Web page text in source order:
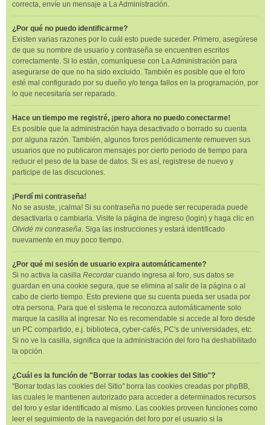
correcta, envíe un mensaje a La Administración.
¿Por qué no puedo identificarme?
Existen varias razones por lo cuál esto puede suceder. Primero, asegúrese
de que su nombre de usuario y contraseña se encuentren escritos
correctamente. Si lo están, comuníquese con La Administración para
asegurarse de que no ha sido excluido. También es posible que el foro
esté mal configurado por su dueño y/o tenga fallos en la programación, por
lo que necesitaría ser reparado.
Hace un tiempo me registré, ¡pero ahora no puedo conectarme!
Es posible que la administración haya desactivado o borrado su cuenta
por alguna razón. También, algunos foros periódicamente remueven sus
usuarios que no publicaron mensajes por cierto periodo de tiempo para
reducir el peso de la base de datos. Si es así, registrese de nuevo y
participe de las discuciones.
¡Perdí mi contraseña!
No se asuste, ¡calma! Si su contraseña no puede ser recuperada puede
desactivarla o cambiarla. Visite la página de ingreso (login) y haga clic en
Olvidé mi contraseña. Siga las instrucciones y estará identificado
nuevamente en muy poco tiempo.
¿Por qué mi sesión de usuario expira automáticamente?
Si no activa la casilla Recordarcuando ingresa al foro, sus datos se
guardan en una cookie segura, que se elimina al salir de la página o al
cabo de cierto tiempo. Esto previene que su cuenta pueda ser usada por
otra persona. Para que el sistema le reconozca automáticamente solo
marque la casilla al ingresar. No es recomendable si accede al foro desde
un PC compartido, e.j. biblioteca, cyber-cafés, PC's de universidades, etc.
Si no ve la casilla, significa que la administración del foro ha deshabilitado
la opción.
¿Cuál es la función de "Borrar todas las cookies del Sitio"?
"Borrar todas las cookies del Sitio" borra las cookies creadas por phpBB,
las cuales le mantienen autorizado para acceder a determinados recursos
del foro y estar identificado al mismo. Las cookies proveen funciones como
leer el seguimiento de la navegación del foro por el usuario si la